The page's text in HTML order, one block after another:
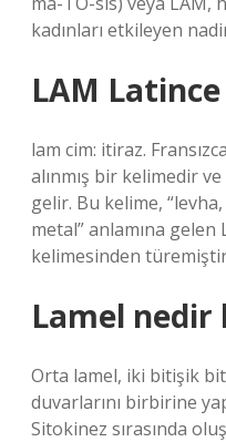
kadınları etkileyen
LAM
lam cim: itiraz.
alınmış bir kelimedir
gelir. Bu kelime, “levha,
metal” anlamına
kelimesinden
Lamel nedir
Orta lamel, iki bitişik
duvarlarını birbirine
Sitokinez sırasında